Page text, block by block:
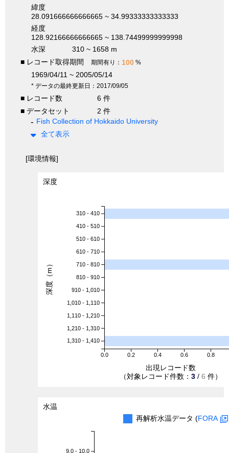
緯度
28.091666666666665 ~ 34.99333333333333
経度
128.92166666666665 ~ 138.74499999999998
水深
310 ~ 1658 m
■ レコード取得期間
期間有り： 100 %
1969/04/11 ~ 2005/05/14
* データの最終更新日：2017/09/05
■ レコード数
6 件
■ データセット
2 件
Fish Collection of Hokkaido University
全て表示
[環境情報]
深度
0.0 0.2 0.4 0.6 0.8
310 - 410
410 - 510
510 - 610
610 - 710
710 - 810
810 - 910
910 - 1,010
1,010 - 1,110
1,110 - 1,210
1,210 - 1,310
1,310 - 1,410
出現レコード数
（対象レコード件数： 3 / 6 件）
深度（m）
水温
再解析水温データ (FORA
9.0 - 10.0